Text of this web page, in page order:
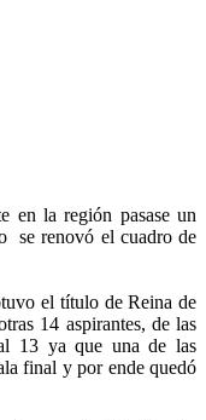
en la región pasase un
se renovó el cuadro de
el título de Reina de
14 aspirantes, de las
13 ya que una de las
final y por ende quedó